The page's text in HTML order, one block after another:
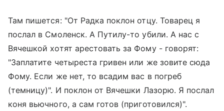
Там пишется: "От Радка поклон отцу. Товарец я
послал в Смоленск. А Путилу-то убили. А нас с
Вячешкой хотят арестовать за Фому - говорят:
"Заплатите четыреста гривен или же зовите сюда
Фому. Если же нет, то всадим вас в погреб
(темницу)". И поклон от Вячешки Лазорю. Я послал
коня вьючного, а сам готов (приготовился)".